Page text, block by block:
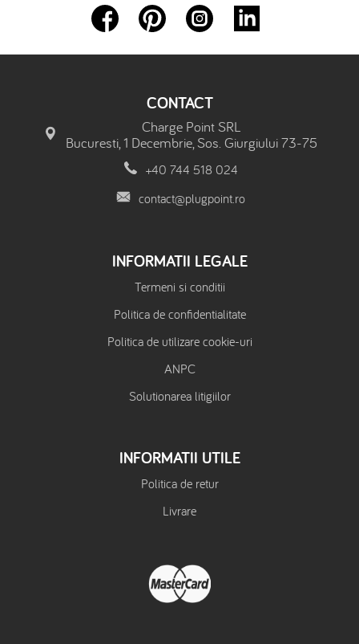
CONTACT
Charge Point SRL
Bucuresti, 1 Decembrie, Sos. Giurgiului 73-75
+40 744 518 024
contact@plugpoint.ro
INFORMATII LEGALE
Termeni si conditii
Politica de confidentialitate
Politica de utilizare cookie-uri
ANPC
Solutionarea litigiilor
INFORMATII UTILE
Politica de retur
Livrare